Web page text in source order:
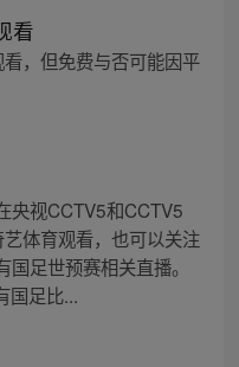
看
，但免费与否可能因平
央视CCTV5和CCTV5
体育观看，也可以关注
足世预赛相关直播。
国足比...